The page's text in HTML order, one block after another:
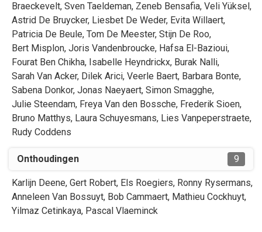
Braeckevelt, Sven Taeldeman, Zeneb Bensafia, Veli Yüksel,
Astrid De Bruycker, Liesbet De Weder, Evita Willaert,
Patricia De Beule, Tom De Meester, Stijn De Roo,
Bert Misplon, Joris Vandenbroucke, Hafsa El-Bazioui,
Fourat Ben Chikha, Isabelle Heyndrickx, Burak Nalli,
Sarah Van Acker, Dilek Arici, Veerle Baert, Barbara Bonte,
Sabena Donkor, Jonas Naeyaert, Simon Smagghe,
Julie Steendam, Freya Van den Bossche, Frederik Sioen,
Bruno Matthys, Laura Schuyesmans, Lies Vanpeperstraete,
Rudy Coddens
Onthoudingen 9
Karlijn Deene, Gert Robert, Els Roegiers, Ronny Rysermans,
Anneleen Van Bossuyt, Bob Cammaert, Mathieu Cockhuyt,
Yilmaz Cetinkaya, Pascal Vlaeminck